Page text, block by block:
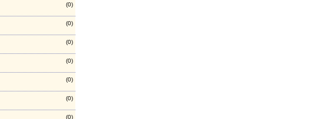
(0)
(0)
(0)
(0)
(0)
(0)
(0)